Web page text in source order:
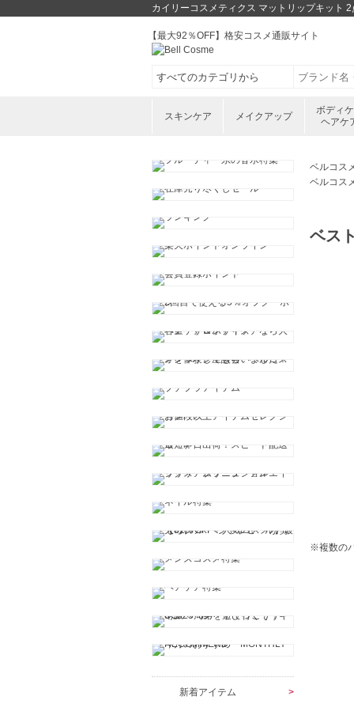
カイリーコスメティクス マットリップキット
【最大92％OFF】格安コスメ通販サイト
スキンケア メイクアップ
ボディ
ヘアケ
ベルコス
ベルコス
ベス
※複数の
新着アイテム